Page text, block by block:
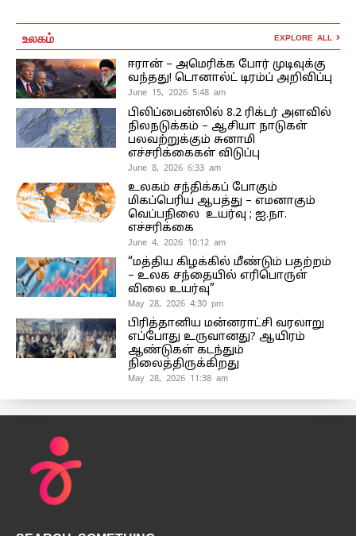
உலகம் EXPLORE ALL
ஈரான் – அமெரிக்க போர் முடிவுக்கு
வந்தது! டொனால்ட் டிரம்ப் அறிவிப்பு
June 15, 2026 5:48 am
பிலிப்பைன்ஸில் 8.2 ரிக்டர் அளவில்
நிலநடுக்கம் – ஆசியா நாடுகள்
பலவற்றுக்கும் சுனாமி
எச்சரிக்கைகள் விடுப்பு
June 8, 2026 6:33 am
உலகம் சந்திக்கப் போகும்
மிகப்பெரிய ஆபத்து – எமனாகும்
வெப்பநிலை உயர்வு ; ஐ.நா.
எச்சரிக்கை
June 4, 2026 10:12 am
“மத்திய கிழக்கில் மீண்டும் பதற்றம்
– உலக சந்தையில் எரிபொருள்
விலை உயர்வு”
May 28, 2026 4:30 pm
பிரித்தானிய மன்னராட்சி வரலாறு
எப்போது உருவானது? ஆயிரம்
ஆண்டுகள் கடந்தும்
நிலைத்திருக்கிறது
May 28, 2026 11:38 am